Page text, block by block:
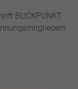
BLICKPUNKT